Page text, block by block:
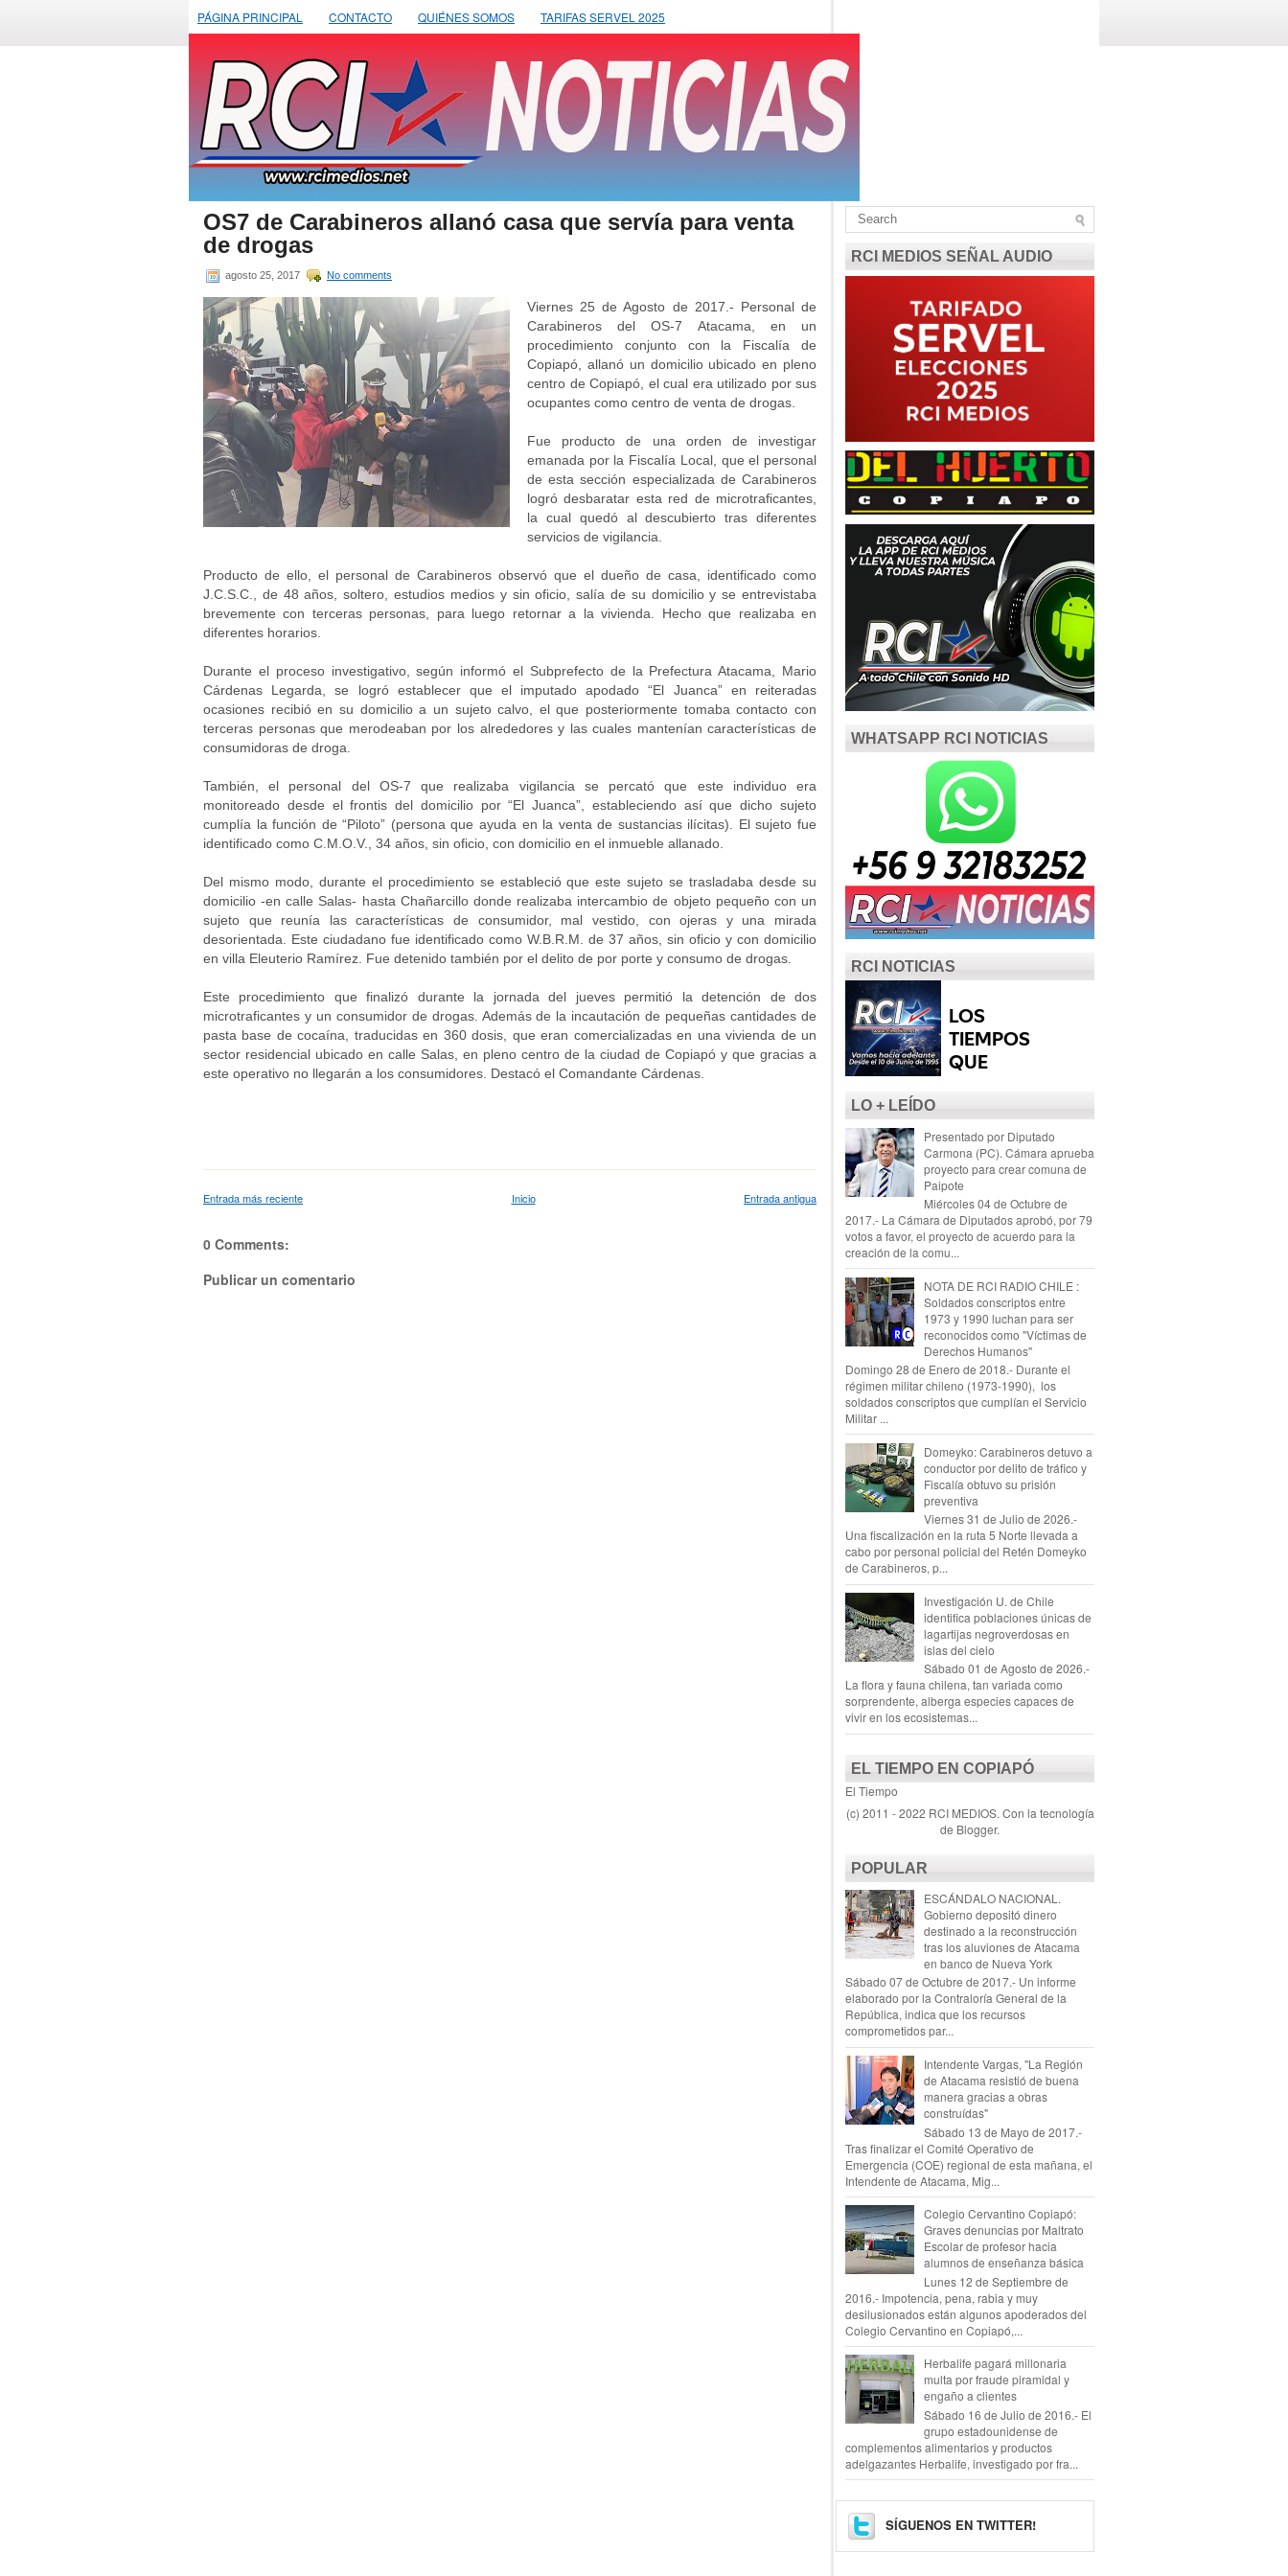
PÁGINA PRINCIPAL CONTACTO QUIÉNES SOMOS TARIFAS SERVEL 2025
OS7 de Carabineros allanó casa que servía para venta
de drogas
agosto 25, 2017 No comments
Viernes 25 de Agosto de 2017.- Personal de
Carabineros del OS-7 Atacama, en un
procedimiento conjunto con la Fiscalía de
Copiapó, allanó un domicilio ubicado en pleno
centro de Copiapó, el cual era utilizado por sus
ocupantes como centro de venta de drogas.
Fue producto de una orden de investigar
emanada por la Fiscalía Local, que el personal
de esta sección especializada de Carabineros
logró desbaratar esta red de microtraficantes,
la cual quedó al descubierto tras diferentes
servicios de vigilancia.
Producto de ello, el personal de Carabineros observó que el dueño de casa, identificado como
J.C.S.C., de 48 años, soltero, estudios medios y sin oficio, salía de su domicilio y se entrevistaba
brevemente con terceras personas, para luego retornar a la vivienda. Hecho que realizaba en
diferentes horarios.
Durante el proceso investigativo, según informó el Subprefecto de la Prefectura Atacama, Mario
Cárdenas Legarda, se logró establecer que el imputado apodado “El Juanca” en reiteradas
ocasiones recibió en su domicilio a un sujeto calvo, el que posteriormente tomaba contacto con
terceras personas que merodeaban por los alrededores y las cuales mantenían características de
consumidoras de droga.
También, el personal del OS-7 que realizaba vigilancia se percató que este individuo era
monitoreado desde el frontis del domicilio por “El Juanca”, estableciendo así que dicho sujeto
cumplía la función de “Piloto” (persona que ayuda en la venta de sustancias ilícitas). El sujeto fue
identificado como C.M.O.V., 34 años, sin oficio, con domicilio en el inmueble allanado.
Del mismo modo, durante el procedimiento se estableció que este sujeto se trasladaba desde su
domicilio -en calle Salas- hasta Chañarcillo donde realizaba intercambio de objeto pequeño con un
sujeto que reunía las características de consumidor, mal vestido, con ojeras y una mirada
desorientada. Este ciudadano fue identificado como W.B.R.M. de 37 años, sin oficio y con domicilio
en villa Eleuterio Ramírez. Fue detenido también por el delito de por porte y consumo de drogas.
Este procedimiento que finalizó durante la jornada del jueves permitió la detención de dos
microtraficantes y un consumidor de drogas. Además de la incautación de pequeñas cantidades de
pasta base de cocaína, traducidas en 360 dosis, que eran comercializadas en una vivienda de un
sector residencial ubicado en calle Salas, en pleno centro de la ciudad de Copiapó y que gracias a
este operativo no llegarán a los consumidores. Destacó el Comandante Cárdenas.
Entrada más reciente Entrada antigua
Inicio
0 Comments:
Publicar un comentario
RCI MEDIOS SEÑAL AUDIO
WHATSAPP RCI NOTICIAS
RCI NOTICIAS
LO + LEÍDO
Presentado por Diputado
Carmona (PC). Cámara aprueba
proyecto para crear comuna de
Paipote
Miércoles 04 de Octubre de
2017.- La Cámara de Diputados aprobó, por 79
votos a favor, el proyecto de acuerdo para la
creación de la comu...
NOTA DE RCI RADIO CHILE :
Soldados conscriptos entre
1973 y 1990 luchan para ser
reconocidos como "Víctimas de
Derechos Humanos"
Domingo 28 de Enero de 2018.- Durante el
régimen militar chileno (1973-1990), los
soldados conscriptos que cumplían el Servicio
Militar ...
Domeyko: Carabineros detuvo a
conductor por delito de tráfico y
Fiscalía obtuvo su prisión
preventiva
Viernes 31 de Julio de 2026.-
Una fiscalización en la ruta 5 Norte llevada a
cabo por personal policial del Retén Domeyko
de Carabineros, p...
Investigación U. de Chile
identifica poblaciones únicas de
lagartijas negroverdosas en
islas del cielo
Sábado 01 de Agosto de 2026.-
La flora y fauna chilena, tan variada como
sorprendente, alberga especies capaces de
vivir en los ecosistemas...
EL TIEMPO EN COPIAPÓ
El Tiempo
(c) 2011 - 2022 RCI MEDIOS. Con la tecnología
de Blogger.
POPULAR
ESCÁNDALO NACIONAL.
Gobierno depositó dinero
destinado a la reconstrucción
tras los aluviones de Atacama
en banco de Nueva York
Sábado 07 de Octubre de 2017.- Un informe
elaborado por la Contraloría General de la
República, indica que los recursos
comprometidos par...
Intendente Vargas, "La Región
de Atacama resistió de buena
manera gracias a obras
construídas"
Sábado 13 de Mayo de 2017.-
Tras finalizar el Comité Operativo de
Emergencia (COE) regional de esta mañana, el
Intendente de Atacama, Mig...
Colegio Cervantino Copiapó:
Graves denuncias por Maltrato
Escolar de profesor hacia
alumnos de enseñanza básica
Lunes 12 de Septiembre de
2016.- Impotencia, pena, rabia y muy
desilusionados están algunos apoderados del
Colegio Cervantino en Copiapó,...
Herbalife pagará millonaria
multa por fraude piramidal y
engaño a clientes
Sábado 16 de Julio de 2016.- El
grupo estadounidense de
complementos alimentarios y productos
adelgazantes Herbalife, investigado por fra...
SÍGUENOS EN TWITTER!